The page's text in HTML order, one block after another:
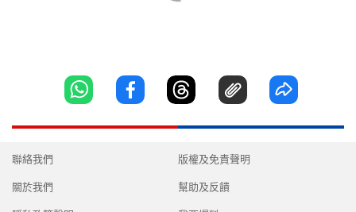
聯絡我們
關於我們
版權及免責聲明
幫助及反饋